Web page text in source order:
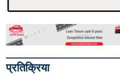
प्रतिक्रिया